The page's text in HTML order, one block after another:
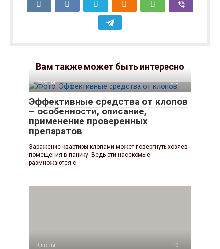
Вам также может быть интересно
Клопы 0
Эффективные средства от клопов
– особенности, описание,
применение проверенных
препаратов
Заражение квартиры клопами может повергнуть хозяев
помещения в панику. Ведь эти насекомые
размножаются с
Клопы 0